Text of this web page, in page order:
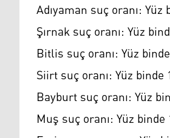
Adıyaman suç oranı: Yüz
Şırnak suç oranı: Yüz
Bitlis suç oranı: Yüz
Siirt suç oranı: Yüz binde
Bayburt suç oranı: Yüz
Muş suç oranı: Yüz binde